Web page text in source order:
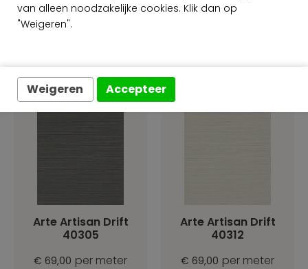
van alleen noodzakelijke cookies. Klik dan op
"Weigeren".
Weigeren Accepteer
Meer Drift kleuren uit de
Arte Artisan Drift
40305
€ 69,00 per meter
Arte Artisan Drift
40312
€ 69,00 per meter